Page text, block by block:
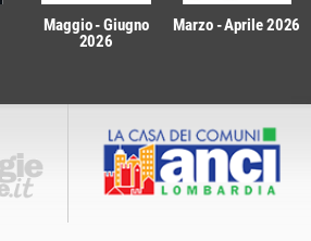
Maggio - Giugno
2026
Marzo - Aprile 2026